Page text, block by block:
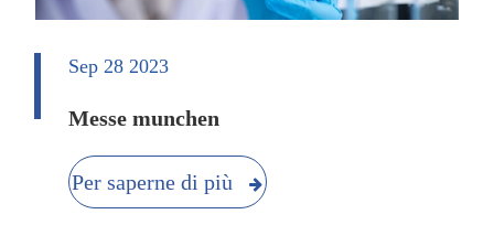
Sep 28 2023
Messe munchen
Per saperne di più